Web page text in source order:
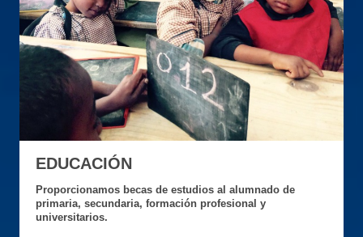
EDUCACIÓN
Proporcionamos becas de estudios al alumnado de
primaria, secundaria, formación profesional y
universitarios.